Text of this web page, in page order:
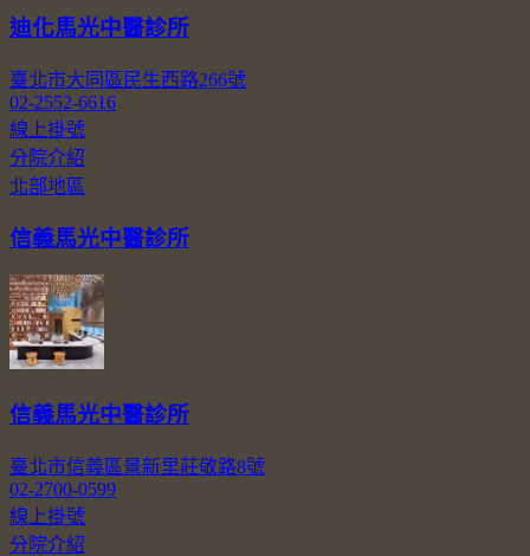
迪化馬光中醫診所
臺北市大同區民生西路266號
02-2552-6616
線上掛號
分院介紹
北部地區
信義馬光中醫診所
信義馬光中醫診所
臺北市信義區景新里莊敬路8號
02-2700-0599
線上掛號
分院介紹